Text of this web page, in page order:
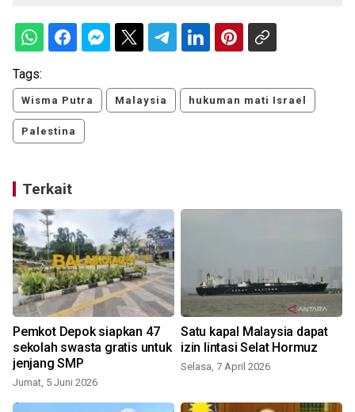
Tags:
Wisma Putra Malaysia hukuman mati Israel
Palestina
Terkait
Pemkot Depok siapkan 47
sekolah swasta gratis untuk
jenjang SMP
Jumat, 5 Juni 2026
Satu kapal Malaysia dapat
izin lintasi Selat Hormuz
Selasa, 7 April 2026